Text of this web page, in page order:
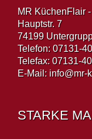
MR KüchenFlair
Hauptstr. 7
74199
Telefon: 07131-
Telefax: 07131-
E-Mail: info@mr-
STARKE